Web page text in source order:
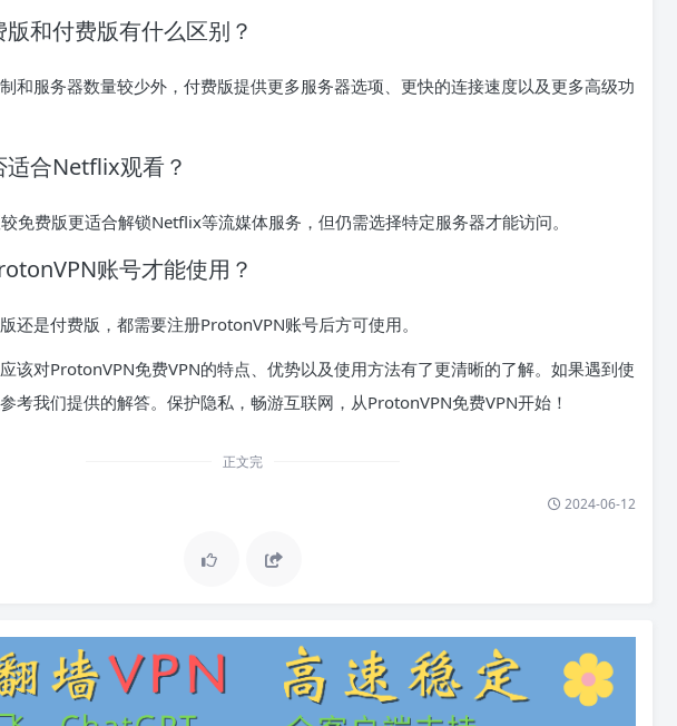
和付费版有什么区别？
和服务器数量较少外，付费版提供更多服务器选项、更快的连接速度以及更多高级功
合Netflix观看？
免费版更适合解锁Netflix等流媒体服务，但仍需选择特定服务器才能访问。
账号才能使用？
还是付费版，都需要注册ProtonVPN账号后方可使用。
该对ProtonVPN免费VPN的特点、优势以及使用方法有了更清晰的了解。如果遇到使
考我们提供的解答。保护隐私，畅游互联网，从ProtonVPN免费VPN开始！
正文完
2024-06-12